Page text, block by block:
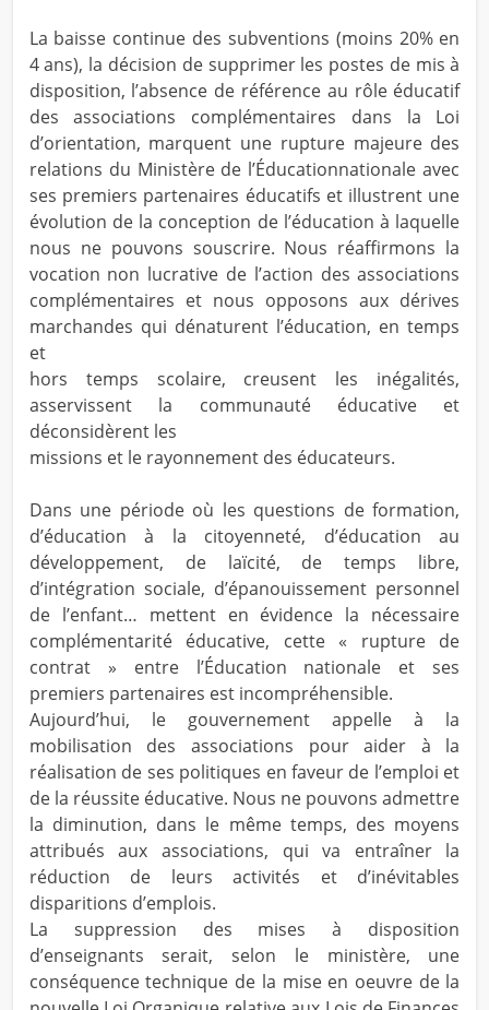
La baisse continue des subventions (moins 20% en
4 ans), la décision de supprimer les postes de mis à
disposition, l’absence de référence au rôle éducatif
des associations complémentaires dans la Loi
d’orientation, marquent une rupture majeure des
relations du Ministère de l’Éducationnationale avec
ses premiers partenaires éducatifs et illustrent une
évolution de la conception de l’éducation à laquelle
nous ne pouvons souscrire. Nous réaffirmons la
vocation non lucrative de l’action des associations
complémentaires et nous opposons aux dérives
marchandes qui dénaturent l’éducation, en temps
et
hors temps scolaire, creusent les inégalités,
asservissent la communauté éducative et
déconsidèrent les
missions et le rayonnement des éducateurs.
Dans une période où les questions de formation,
d’éducation à la citoyenneté, d’éducation au
développement, de laïcité, de temps libre,
d’intégration sociale, d’épanouissement personnel
de l’enfant… mettent en évidence la nécessaire
complémentarité éducative, cette « rupture de
contrat » entre l’Éducation nationale et ses
premiers partenaires est incompréhensible.
Aujourd’hui, le gouvernement appelle à la
mobilisation des associations pour aider à la
réalisation de ses politiques en faveur de l’emploi et
de la réussite éducative. Nous ne pouvons admettre
la diminution, dans le même temps, des moyens
attribués aux associations, qui va entraîner la
réduction de leurs activités et d’inévitables
disparitions d’emplois.
La suppression des mises à disposition
d’enseignants serait, selon le ministère, une
conséquence technique de la mise en oeuvre de la